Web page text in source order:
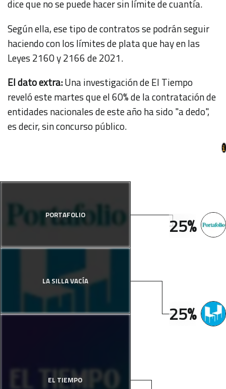
dice que no se puede hacer sin límite de cuantía.
Según ella, ese tipo de contratos se podrán seguir
haciendo con los límites de plata que hay en las
Leyes 2160 y 2166 de 2021.
El dato extra:Unainvestigación de El Tiempo
reveló este martes que el 60% de la contratación de
entidades nacionales de este año ha sido "a dedo",
es decir, sin concurso público.
PORTAFOLIO
LA SILLA VACÍA
EL TIEMPO
25%
25%